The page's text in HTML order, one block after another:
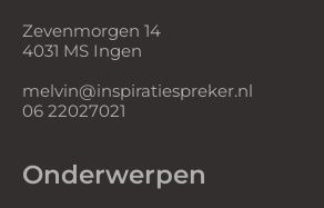
Zevenmorgen 14
4031 MS Ingen
melvin@inspiratiespreker.nl
06 22027021
Onderwerpen